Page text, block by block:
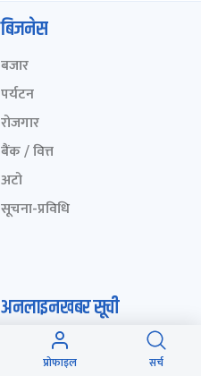
प्रोफाइल सर्च
बिजनेस
बजार
पर्यटन
रोजगार
बैंक / वित्त
अटो
सूचना-प्रविधि
अनलाइनखबर सूची
नेपालका ५० प्रभावशाली
महिला २०८२